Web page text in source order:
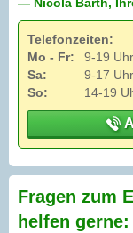
Telefonzeiten:
Mo - Fr:
9-19 Uhr
Sa:
9-17 Uhr
So:
14-19
Fragen zum
helfen gerne: